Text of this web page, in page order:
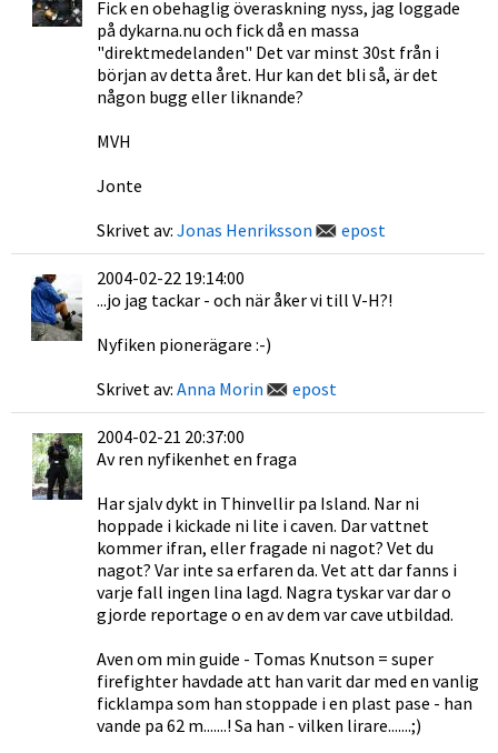
Fick en obehaglig överaskning nyss, jag loggade
på dykarna.nu och fick då en massa
"direktmedelanden" Det var minst 30st från i
början av detta året. Hur kan det bli så, är det
någon bugg eller liknande?
MVH
Jonte
Skrivet av: Jonas Henriksson epost
2004-02-22 19:14:00
...jo jag tackar - och när åker vi till V-H?!
Nyfiken pionerägare :-)
Skrivet av: Anna Morin epost
2004-02-21 20:37:00
Av ren nyfikenhet en fraga
Har sjalv dykt in Thinvellir pa Island. Nar ni
hoppade i kickade ni lite i caven. Dar vattnet
kommer ifran, eller fragade ni nagot? Vet du
nagot? Var inte sa erfaren da. Vet att dar fanns i
varje fall ingen lina lagd. Nagra tyskar var dar o
gjorde reportage o en av dem var cave utbildad.
Aven om min guide - Tomas Knutson = super
firefighter havdade att han varit dar med en vanlig
ficklampa som han stoppade i en plast pase - han
vande pa 62 m.......! Sa han - vilken lirare.......;)